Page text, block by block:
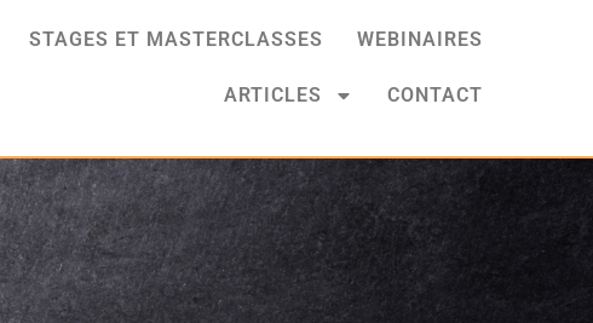
STAGES ET MASTERCLASSES WEBINAIRES
ARTICLES CONTACT